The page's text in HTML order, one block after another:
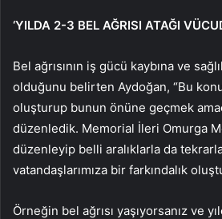
‘YILDA 2-3 BEL AĞRISI ATAĞI
Bel ağrısının iş gücü kaybına ve
olduğunu belirten Aydoğan, “Bu
oluşturup bunun önüne geçmek
düzenledik. Memorial İleri Omurga
düzenleyip belli aralıklarla da
vatandaşlarımıza bir farkındalık
Örneğin bel ağrısı yaşıyorsanız ve